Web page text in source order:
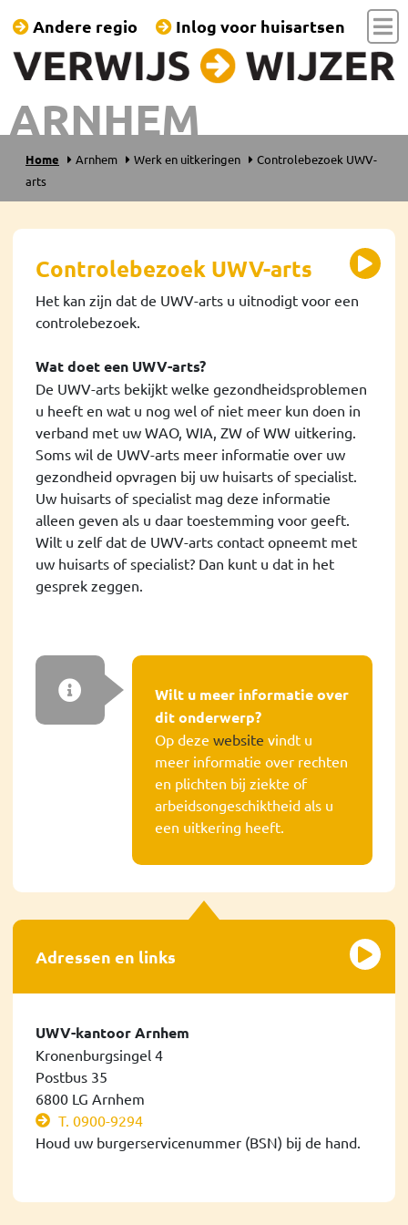
ARNHEM
Andere regio Inlog voor huisartsen
Home Arnhem Werk en uitkeringen
Controlebezoek UWV-
arts
Controlebezoek UWV-arts
Het kan zijn dat de UWV-arts u uitnodigt voor een
controlebezoek.
Wat doet een UWV-arts?
De UWV-arts bekijkt welke gezondheidsproblemen
u heeft en wat u nog wel of niet meer kun doen in
verband met uw WAO, WIA, ZW of WW uitkering.
Soms wil de UWV-arts meer informatie over uw
gezondheid opvragen bij uw huisarts of specialist.
Uw huisarts of specialist mag deze informatie
alleen geven als u daar toestemming voor geeft.
Wilt u zelf dat de UWV-arts contact opneemt met
uw huisarts of specialist? Dan kunt u dat in het
gesprek zeggen.
Wilt u meer informatie over
dit onderwerp?
Op deze website vindt u
meer informatie over rechten
en plichten bij ziekte of
arbeidsongeschiktheid als u
een uitkering heeft.
Adressen en links
UWV-kantoor Arnhem
Kronenburgsingel 4
Postbus 35
6800 LG Arnhem
T. 0900-9294
Houd uw burgerservicenummer (BSN) bij de hand.